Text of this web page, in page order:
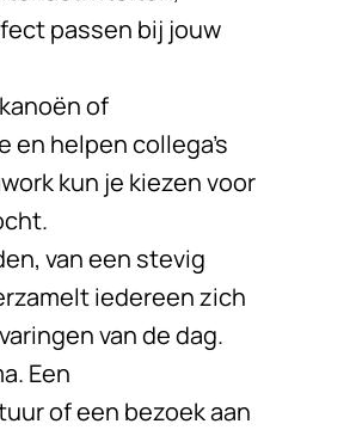
passen bij jouw
of
helpen collega’s
kun je kiezen voor
van een stevig
iedereen zich
van de dag.
Een
of een bezoek aan